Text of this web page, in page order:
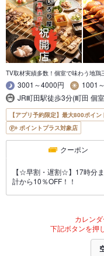
TV取材実績多数！個室で味わう地鶏
3001～4000円
1001
JR町田駅徒歩3分(町田 個
【アプリ予約限定】最大800ポイ
ポイントプラス対象店
クーポン
【☆早割・遅割☆】17時分
計から10％OFF！！
カレン
下記ボタンを押